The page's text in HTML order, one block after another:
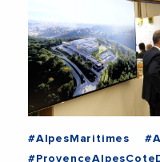
#AlpesMaritimes